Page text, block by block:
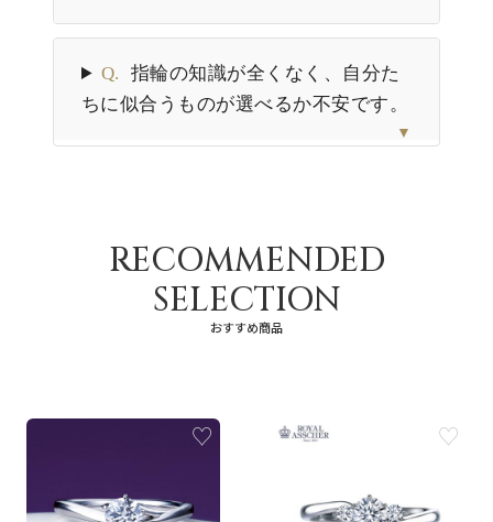
Q.
指輪の知識が全くなく、自分た
ちに似合うものが選べるか不安です。
▼
RECOMMENDED
SELECTION
おすすめ商品